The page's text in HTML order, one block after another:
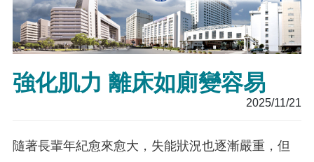
強化肌力 離床如廁變容易
2025/11/21
隨著長輩年紀愈來愈大，失能狀況也逐漸嚴重，但